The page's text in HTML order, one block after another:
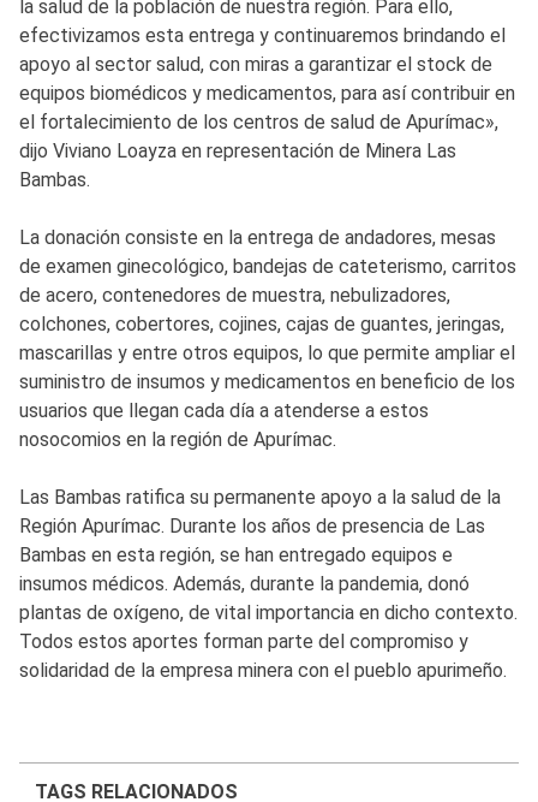
la salud de la población de nuestra región. Para ello,
efectivizamos esta entrega y continuaremos brindando el
apoyo al sector salud, con miras a garantizar el stock de
equipos biomédicos y medicamentos, para así contribuir en
el fortalecimiento de los centros de salud de Apurímac»,
dijo Viviano Loayza en representación de Minera Las
Bambas.
La donación consiste en la entrega de andadores, mesas
de examen ginecológico, bandejas de cateterismo, carritos
de acero, contenedores de muestra, nebulizadores,
colchones, cobertores, cojines, cajas de guantes, jeringas,
mascarillas y entre otros equipos, lo que permite ampliar el
suministro de insumos y medicamentos en beneficio de los
usuarios que llegan cada día a atenderse a estos
nosocomios en la región de Apurímac.
Las Bambas ratifica su permanente apoyo a la salud de la
Región Apurímac. Durante los años de presencia de Las
Bambas en esta región, se han entregado equipos e
insumos médicos. Además, durante la pandemia, donó
plantas de oxígeno, de vital importancia en dicho contexto.
Todos estos aportes forman parte del compromiso y
solidaridad de la empresa minera con el pueblo apurimeño.
TAGS RELACIONADOS